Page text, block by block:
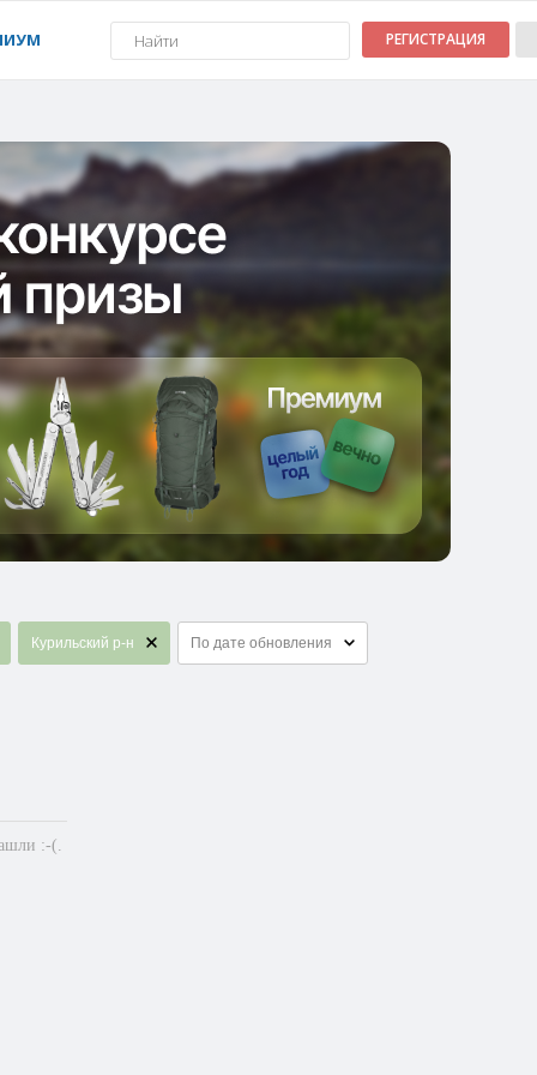
РЕГИСТРАЦИЯ
Курильский р-н По дате обновления
:-(.